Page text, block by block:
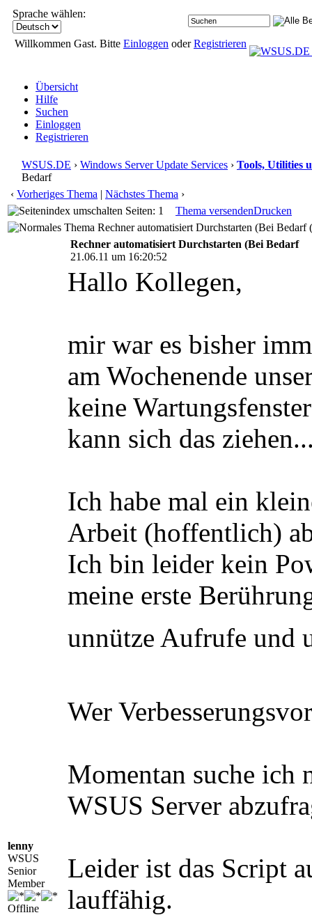
Sprache wählen:
Willkommen Gast. Bitte Einloggen oderRegistrieren
Übersicht
Hilfe
Suchen
Einloggen
Registrieren
WSUS.DE › Windows Server Update Services › Tools, Utilities
Bedarf
‹ Vorheriges Thema | Nächstes Thema ›
Seiten: 1
Thema versendenDrucken
Rechner automatisiert Durchstarten (Bei Bedarf
lenny
WSUS
Senior
Member
Offline
Rechner automatisiert Durchstarten (Bei Bedarf
21.06.11 um 16:20:52
Hallo Kollegen,
mir war es bisher
am Wochenende
keine
kann sich das
Ich habe mal ein
Arbeit (hoffentlich)
Ich bin leider kein
meine erste
unnütze Aufrufe und
Wer
Momentan suche ich
WSUS Server
Leider ist das Script
lauffähig.